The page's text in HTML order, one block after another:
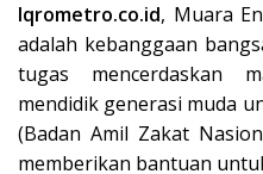
Iqrometro.co.id, Muara
adalah kebanggaan
tugas mencerdaskan
mendidik generasi muda
(Badan Amil Zakat
memberikan bantuan